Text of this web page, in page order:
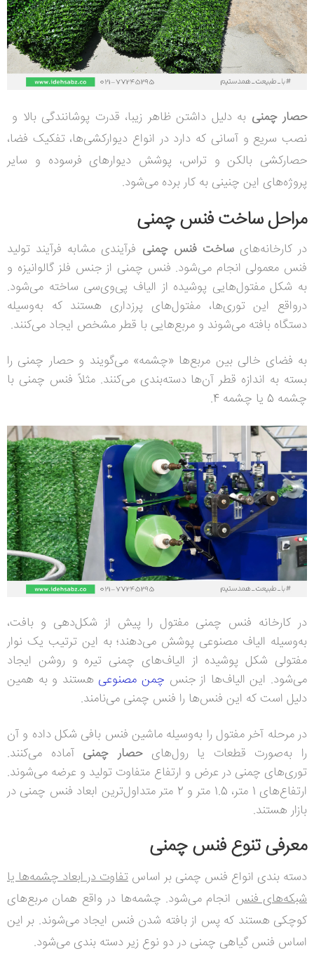
حصار چمنی به دلیل داشتن ظاهر زیبا، قدرت پوشانندگی بالا و
نصب سریع و آسانی که دارد در انواع دیوارکشی‌ها، تفکیک فضا،
حصارکشی بالکن و تراس، پوشش دیوارهای فرسوده و سایر
پروژه‌های این چنینی به کار برده می‌شود.
مراحل ساخت فنس چمنی
در کارخانه‌هایساخت فنس چمنی فرآیندی مشابه فرآیند تولید
فنس معمولی انجام می‌شود. فنس چمنی از جنس فلز گالوانیزه و
به شکل مفتول‌هایی پوشیده از الیاف پی‌وی‌سی ساخته می‌شود.
درواقع این توری‌ها، مفتول‌های پرزداری هستند که به‌وسیله
دستگاه بافته می‌شوند و مربع‌هایی با قطر مشخص ایجاد می‌کنند.
به فضای خالی بین مربع‌ها «چشمه» می‌گویند و حصار چمنی را
بسته به اندازه قطر آن‌ها دسته‌بندی می‌کنند. مثلاً فنس چمنی با
چشمه 5 یا چشمه 4.
در کارخانه فنس چمنی مفتول را پیش از شکل‌دهی و بافت،
به‌وسیله الیاف مصنوعی پوشش می‌دهند؛ به‌ این‌ ترتیب یک نوار
مفتولی شکل پوشیده از الیاف‌های چمنی تیره و روشن ایجاد
می‌شود. این الیاف‌ها از جنس چمن مصنوعی هستند و به همین
دلیل است که این فنس‌ها را فنس چمنی می‌نامند.
در مرحله آخر مفتول را به‌وسیله ماشین فنس بافی شکل داده و آن
را به‌صورت قطعات یا رول‌هایحصار چمنی آماده می‌کنند.
توری‌های چمنی در عرض و ارتفاع متفاوت تولید و عرضه می‌شوند.
ارتفاع‌های 1 متر، 1.5 متر و 2 متر متداول‌ترین ابعاد فنس چمنی در
بازار هستند.
معرفی تنوع فنس چمنی
دسته بندی انواع فنس چمنی بر اساس تفاوت در ابعاد چشمه‌ها یا
شبکه‌های فنس انجام می‌شود. چشمه‌ها در واقع همان مربع‌های
کوچکی هستند که پس از بافته شدن فنس ایجاد می‌شوند. بر این
اساس فنس گیاهی چمنی در دو نوع زیر دسته بندی می‌شود.